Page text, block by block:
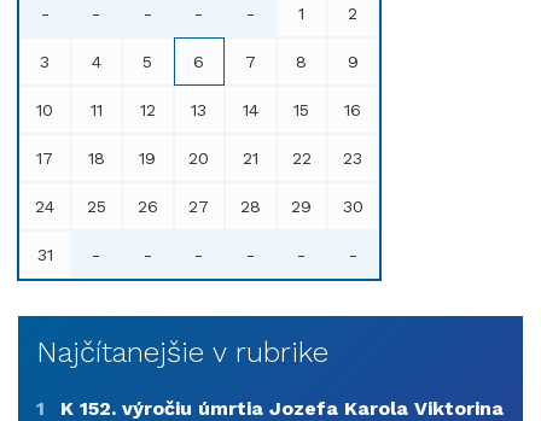
- - - - - 1 2
3 4 5 6 7 8 9
10 11 12 13 14 15 16
17 18 19 20 21 22 23
24 25 26 27 28 29 30
31 - - - - - -
Najčítanejšie v rubrike
1 K 152. výročiu úmrtia Jozefa Karola Viktorina